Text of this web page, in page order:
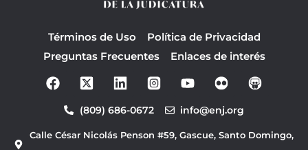
Términos de Uso
Política de Privacidad
Preguntas Frecuentes
Enlaces de interés
F
a
b
o
o
t
b
(809) 686-0672 info@enj.org
Calle César Nicolás Penson #59, Gascue, Santo Domingo,